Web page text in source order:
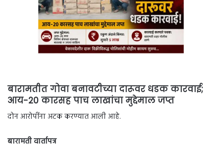
बारामतीत गोवा बनावटीच्या दारूवर धडक कारवाई;
आय-20 कारसह पाच लाखांचा मुद्देमाल जप्त
दोन आरोपींना अटक करण्यात आली आहे.
बारामती वार्तापत्र